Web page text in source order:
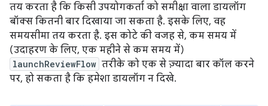
तय करता है कि किसी उपयोगकर्ता को समीक्षा वाला डायलॉग
बॉक्स कितनी बार दिखाया जा सकता है. इसके लिए, वह
समयसीमा तय करता है. इस कोटे की वजह से, कम समय में
(उदाहरण के लिए, एक महीने से कम समय में)
launchReviewFlow तरीके को एक से ज़्यादा बार कॉल करने
पर, हो सकता है कि हमेशा डायलॉग न दिखे.